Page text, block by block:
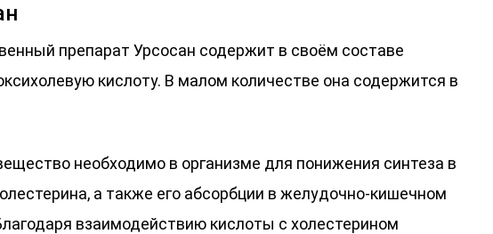
препарат Урсосан содержит в своём составе
кислоту. В малом количестве она содержится в
необходимо в организме для понижения синтеза в
а также его абсорбции в желудочно-кишечном
взаимодействию кислоты с холестерином